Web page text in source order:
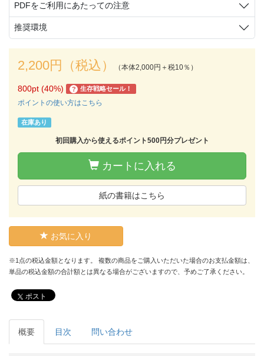
PDFをご利用にあたっての注意
推奨環境
2,200円（税込） （本体2,000円＋税10％）
800pt (40%) ? 生存戦略セール！
ポイントの使い方はこちら
在庫あり
初回購入から使えるポイント500円分プレゼント
カートに入れる
紙の書籍はこちら
お気に入り
※1点の税込金額となります。 複数の商品をご購入いただいた場合のお支払金額は、
単品の税込金額の合計額とは異なる場合がございますので、予めご了承ください。
ポスト
概要 目次 問い合わせ